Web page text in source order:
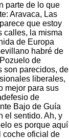
parte de lo que
Aravaca, Las
que estoy
calles, la misma
de Europa
habré de
de
son parecidos, de
liberales,
mejor para sus
de
Bajo de Guía
el sentido. Ah, y
es porque aquí
coche oficial de